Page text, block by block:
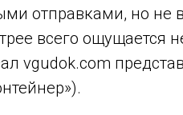
отправками, но не
всего ощущается
vgudok.com